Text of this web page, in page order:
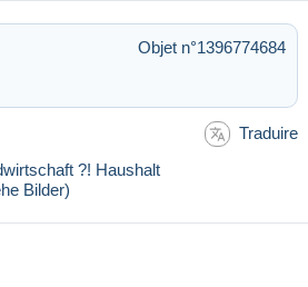
Objet n°1396774684
Traduire
?! Haushalt
Bilder)